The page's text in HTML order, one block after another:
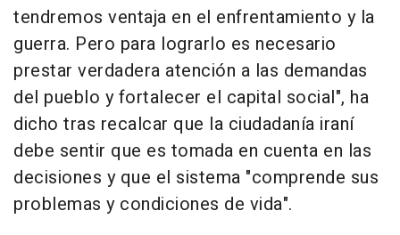
tendremos ventaja en el enfrentamiento y la
guerra. Pero para lograrlo es necesario
prestar verdadera atención a las demandas
del pueblo y fortalecer el capital social", ha
dicho tras recalcar que la ciudadanía iraní
debe sentir que es tomada en cuenta en las
decisiones y que el sistema "comprende sus
problemas y condiciones de vida".